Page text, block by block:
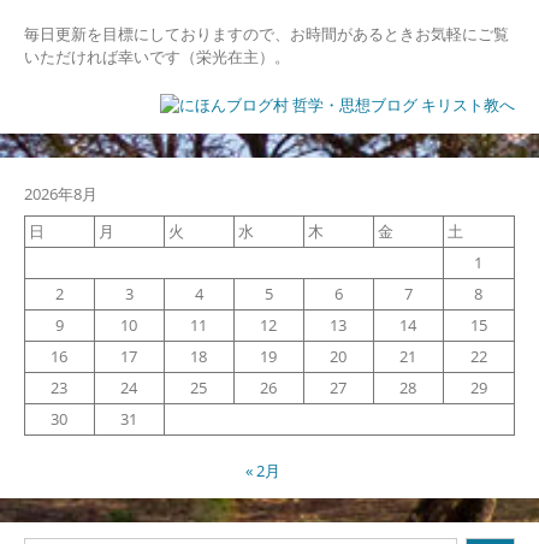
毎日更新を目標にしておりますので、お時間があるときお気軽にご覧
いただければ幸いです（栄光在主）。
2026年8月
日
月 火 水 木 金
土
1
2
3 4 5 6 7
8
9
10 11 12 13 14
15
16
17 18 19 20 21
22
23
24 25 26 27 28
29
30
31
« 2月